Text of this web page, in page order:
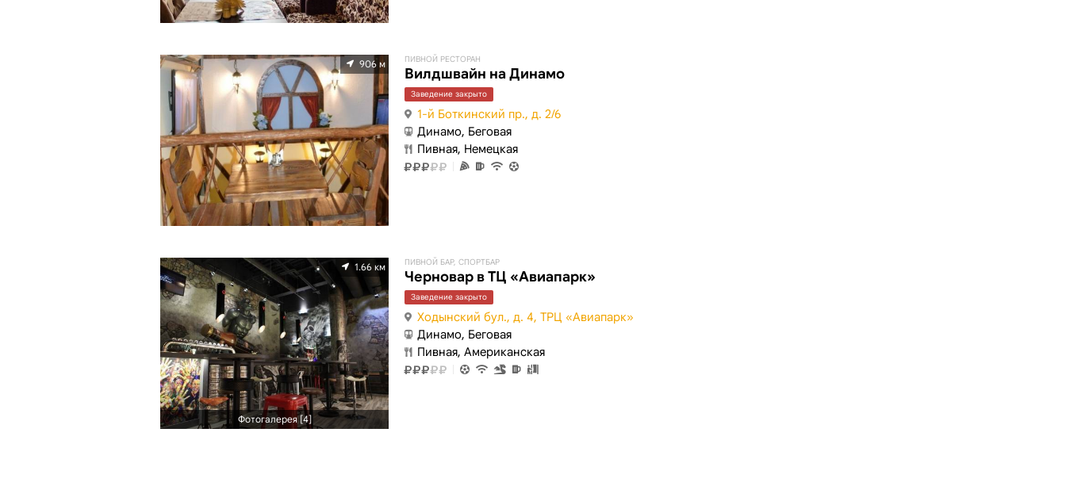
906 м ПИВНОЙ РЕСТОРАН
Вилдшвайн на Динамо
Заведение закрыто
1-й Боткинский пр., д. 2/6
Динамо, Беговая
Пивная, Немецкая
Фотогалерея [4]
1.66 км ПИВНОЙ БАР, СПОРТБАР
Черновар в ТЦ «Авиапарк»
Заведение закрыто
Ходынский бул., д. 4, ТРЦ «Авиапарк»
Динамо, Беговая
Пивная, Американская